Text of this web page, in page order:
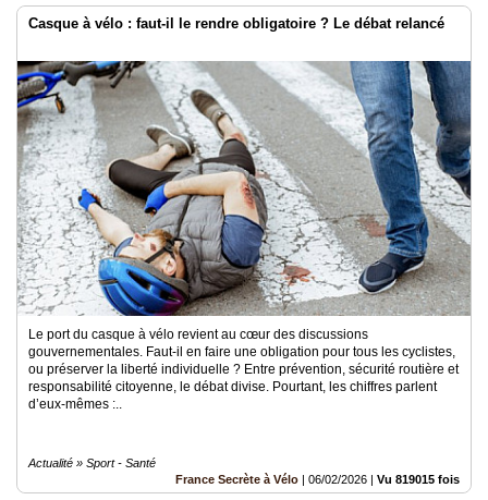
Casque à vélo : faut-il le rendre obligatoire ? Le débat relancé
Le port du casque à vélo revient au cœur des discussions
gouvernementales. Faut-il en faire une obligation pour tous les cyclistes,
ou préserver la liberté individuelle ? Entre prévention, sécurité routière et
responsabilité citoyenne, le débat divise. Pourtant, les chiffres parlent
d’eux-mêmes :..
Actualité » Sport - Santé
France Secrète à Vélo | 06/02/2026 | Vu 819015 fois